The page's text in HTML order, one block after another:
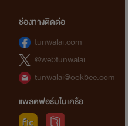
ช่องทางติดต่อ
tunwalai.com
@webtunwalai
tunwalai@ookbee.com
แพลตฟอร์มในเครือ